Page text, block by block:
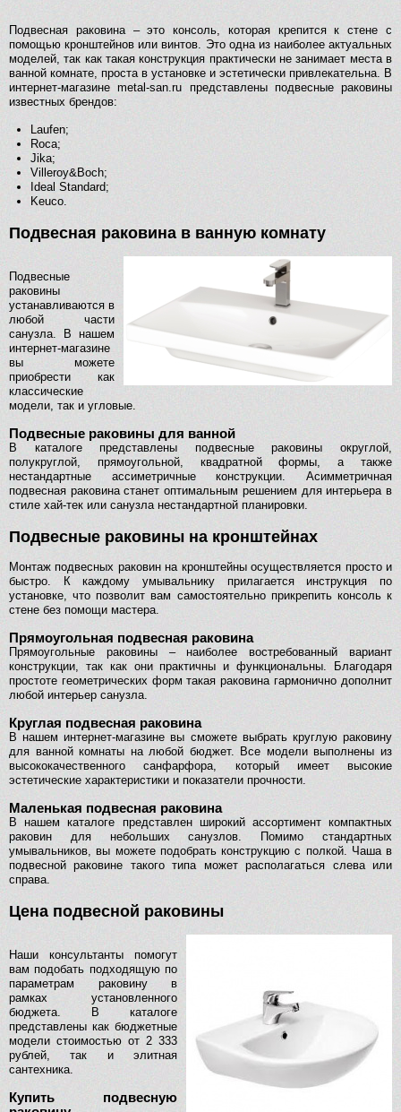
Подвесная раковина – это консоль, которая крепится к стене с
помощью кронштейнов или винтов. Это одна из наиболее актуальных
моделей, так как такая конструкция практически не занимает места в
ванной комнате, проста в установке и эстетически привлекательна. В
интернет-магазине metal-san.ru представлены подвесные раковины
известных брендов:
Laufen;
Roca;
Jika;
Villeroy&Boch;
Ideal Standard;
Keuco.
Подвесная раковина в ванную комнату
Подвесные
раковины
устанавливаются в
любой части
санузла. В нашем
интернет-магазине
вы можете
приобрести как
классические
модели, так и угловые.
Подвесные раковины для ванной
В каталоге представлены подвесные раковины округлой,
полукруглой, прямоугольной, квадратной формы, а также
нестандартные ассиметричные конструкции. Асимметричная
подвесная раковина станет оптимальным решением для интерьера в
стиле хай-тек или санузла нестандартной планировки.
Подвесные раковины на кронштейнах
Монтаж подвесных раковин на кронштейны осуществляется просто и
быстро. К каждому умывальнику прилагается инструкция по
установке, что позволит вам самостоятельно прикрепить консоль к
стене без помощи мастера.
Прямоугольная подвесная раковина
Прямоугольные раковины – наиболее востребованный вариант
конструкции, так как они практичны и функциональны. Благодаря
простоте геометрических форм такая раковина гармонично дополнит
любой интерьер санузла.
Круглая подвесная раковина
В нашем интернет-магазине вы сможете выбрать круглую раковину
для ванной комнаты на любой бюджет. Все модели выполнены из
высококачественного санфарфора, который имеет высокие
эстетические характеристики и показатели прочности.
Маленькая подвесная раковина
В нашем каталоге представлен широкий ассортимент компактных
раковин для небольших санузлов. Помимо стандартных
умывальников, вы можете подобрать конструкцию с полкой. Чаша в
подвесной раковине такого типа может располагаться слева или
справа.
Цена подвесной раковины
Наши консультанты помогут
вам подобать подходящую по
параметрам раковину в
рамках установленного
бюджета. В каталоге
представлены как бюджетные
модели стоимостью от 2 333
рублей, так и элитная
сантехника.
Купить подвесную